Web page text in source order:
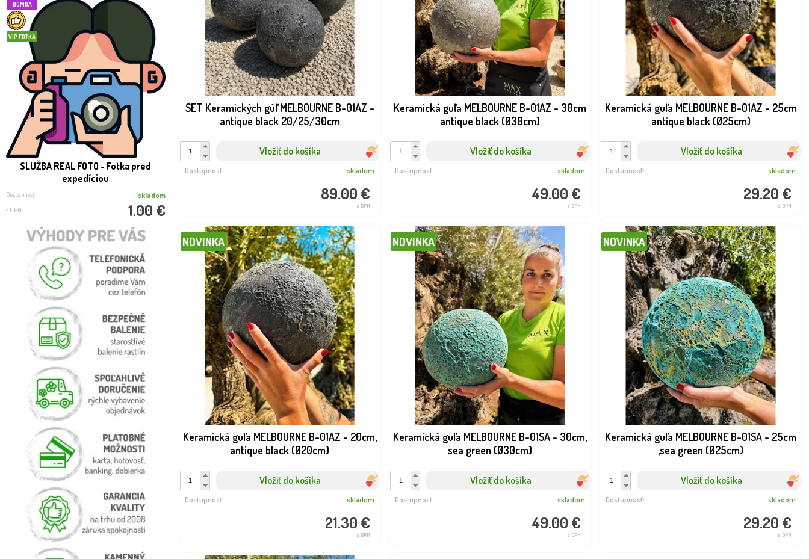
BOMBA
VIP FOTKA
SLUŽBA REAL FOTO - Fotka pred
expedíciou
Dostupnosť: skladom
s DPH 1.00 €
SET Keramických gúľ MELBOURNE B-01AZ -
antique black 20/25/30cm
Vložiť do košíka
89.00 €
s DPH
Dostupnosť: skladom
Keramická guľa MELBOURNE B-01AZ - 30cm
antique black (Ø30cm)
Vložiť do košíka
49.00 €
s DPH
Dostupnosť: skladom
Keramická guľa MELBOURNE B-01AZ - 25cm
antique black (Ø25cm)
Vložiť do košíka
29.20 €
s DPH
Dostupnosť: skladom
Keramická guľa MELBOURNE B-01AZ - 20cm,
antique black (Ø20cm)
NOVINKA
Vložiť do košíka
21.30 €
s DPH
Dostupnosť: skladom
Keramická guľa MELBOURNE B-01SA - 30cm,
sea green (Ø30cm)
NOVINKA
Vložiť do košíka
49.00 €
s DPH
Dostupnosť: skladom
Keramická guľa MELBOURNE B-01SA - 25cm
,sea green (Ø25cm)
NOVINKA
Vložiť do košíka
29.20 €
s DPH
Dostupnosť: skladom